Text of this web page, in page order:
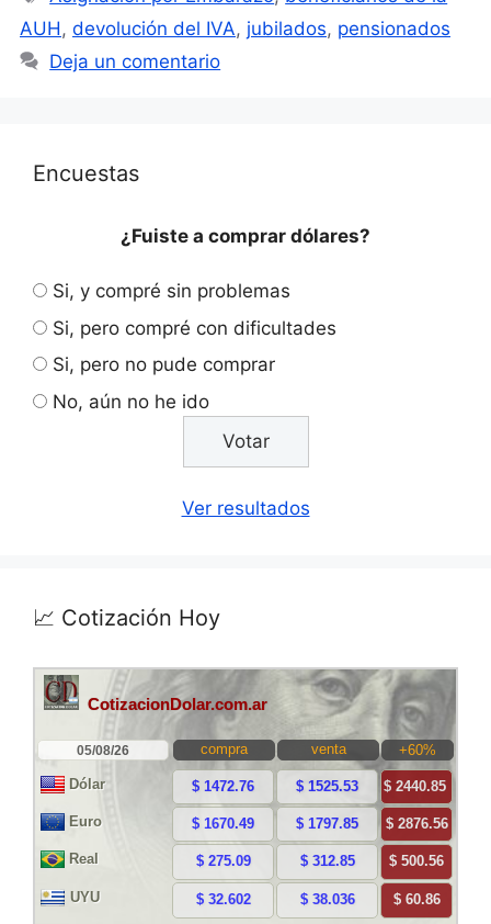
AUH , devolución del IVA, jubilados, pensionados
Deja un comentario
Encuestas
¿Fuiste a comprar dólares?
Si, y compré sin problemas
Si, pero compré con dificultades
Si, pero no pude comprar
No, aún no he ido
Ver resultados
📈 Cotización Hoy